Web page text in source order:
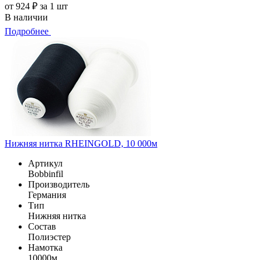
от 924 ₽ за 1 шт
В наличии
Подробнее
Нижняя нитка RHEINGOLD, 10 000м
Артикул
Bobbinfil
Производитель
Германия
Тип
Нижняя нитка
Состав
Полиэстер
Намотка
10000м